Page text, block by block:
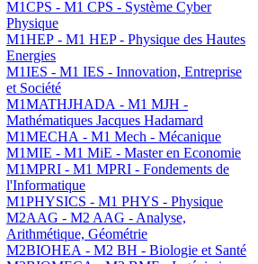
M1CPS - M1 CPS - Système Cyber
Physique
M1HEP - M1 HEP - Physique des Hautes
Energies
M1IES - M1 IES - Innovation, Entreprise
et Société
M1MATHJHADA - M1 MJH -
Mathématiques Jacques Hadamard
M1MECHA - M1 Mech - Mécanique
M1MIE - M1 MiE - Master en Economie
M1MPRI - M1 MPRI - Fondements de
l'Informatique
M1PHYSICS - M1 PHYS - Physique
M2AAG - M2 AAG - Analyse,
Arithmétique, Géométrie
M2BIOHEA - M2 BH - Biologie et Santé